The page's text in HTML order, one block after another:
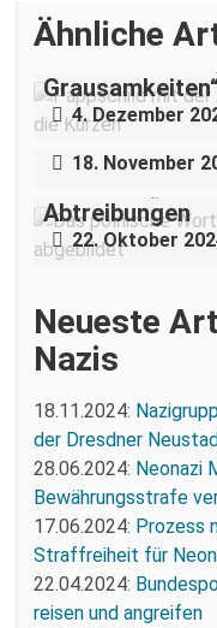
Ähnliche
„Teilhabe ist
4. Dezember
Nazigruppe
in der Dresdner
18. November
Abtreibungen
22. Oktober
Neueste
Nazis
18.11.2024:
der Dresdner
28.06.2024: Neonazi
Bewährungsstrafe
17.06.2024: Prozess
Straffreiheit für
22.04.2024:
reisen und angreifen